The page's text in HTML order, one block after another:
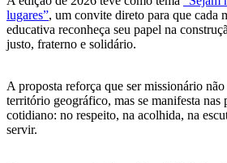
lugares”, um convite direto para que cada
educativa reconheça seu papel na
justo, fraterno e solidário.
A proposta reforça que ser missionário
território geográfico, mas se manifesta nas
cotidiano: no respeito, na acolhida, na
servir.